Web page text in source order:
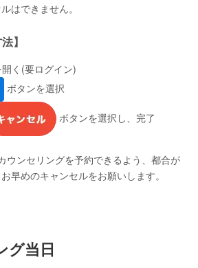
はできません。
】
開く(要ログイン)
ボタンを選択
ボタンを選択し、完了
ウンセリングを予約できるよう、都合が
早めのキャンセルをお願いします。
グ当日